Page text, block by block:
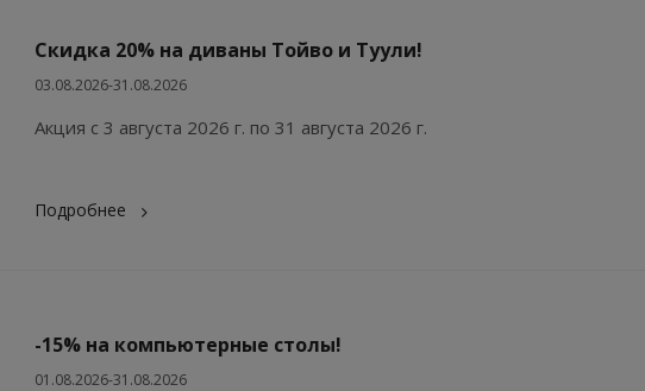
Скидка 20% на диваны Тойво и Туули!
03.08.2026-31.08.2026
Акция с 3 августа 2026 г. по 31 августа 2026 г.
Подробнее
-15% на компьютерные столы!
01.08.2026-31.08.2026